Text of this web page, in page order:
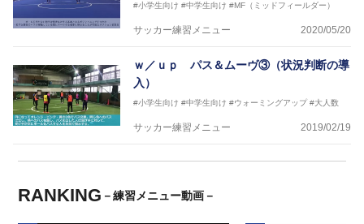
#小学生向け #中学生向け #MF（ミッドフィールダー）
サッカー練習メニュー 2020/05/20
ｗ／ｕｐ パス＆ムーヴ③（状況判断の導
入）
#小学生向け #中学生向け #ウォーミングアップ #大人数
サッカー練習メニュー 2019/02/19
RANKING －練習メニュー動画－